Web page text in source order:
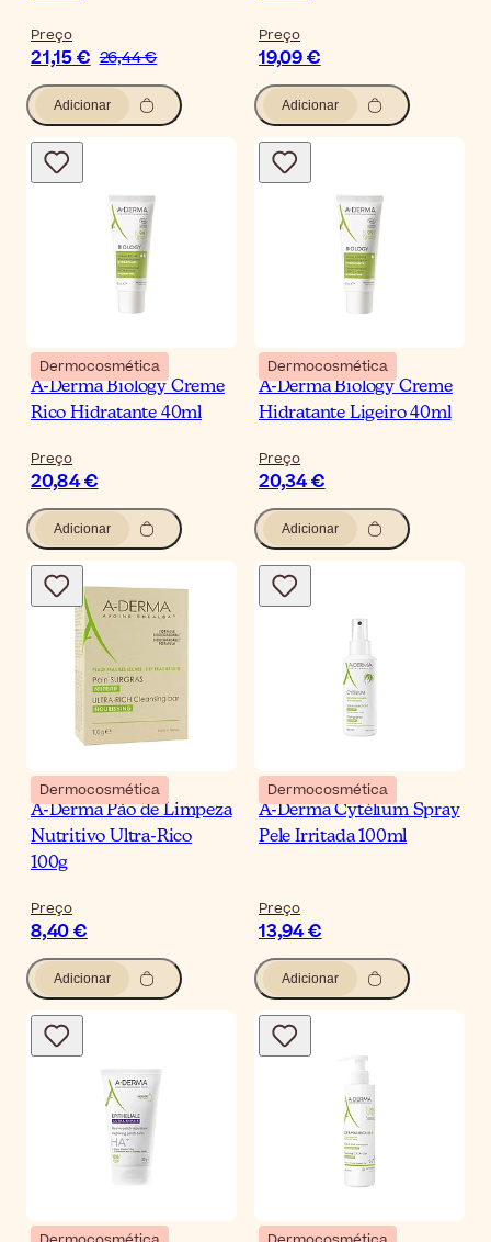
Preço
21,15 € 26,44 €
Adicionar
Preço
19,09 €
Adicionar
Dermocosmética
A-Derma Biology Creme
Rico Hidratante 40ml
Preço
20,84 €
Adicionar
Dermocosmética
A-Derma Biology Creme
Hidratante Ligeiro 40ml
Preço
20,34 €
Adicionar
Dermocosmética
A-Derma Pão de Limpeza
Nutritivo Ultra-Rico
100g
Preço
8,40 €
Adicionar
Dermocosmética
A-Derma Cytélium Spray
Pele Irritada 100ml
Preço
13,94 €
Adicionar